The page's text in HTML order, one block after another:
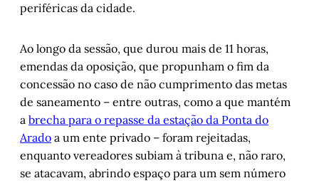
periféricas da cidade.
Ao longo da sessão, que durou mais de 11 horas,
emendas da oposição, que propunham o fim da
concessão no caso de não cumprimento das metas
de saneamento – entre outras, como a que mantém
a brecha para o repasse da estação da Ponta do
Arado a um ente privado – foram rejeitadas,
enquanto vereadores subiam à tribuna e, não raro,
se atacavam, abrindo espaço para um sem número